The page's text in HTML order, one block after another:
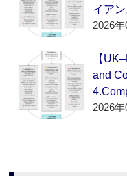
イア
2026
【
and
2026